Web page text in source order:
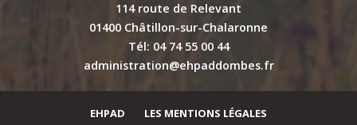
114 route de Relevant
01400 Châtillon-sur-Chalaronne
Tél: 04 74 55 00 44
administration@ehpaddombes.fr
EHPAD LES MENTIONS LÉGALES